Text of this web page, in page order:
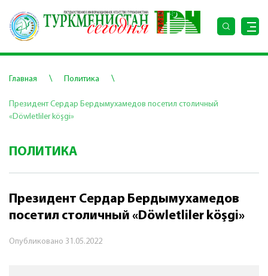
Главная \ Политика \
Президент Сердар Бердымухамедов посетил столичный
«Döwletliler köşgi»
ПОЛИТИКА
Президент Сердар Бердымухамедов
посетил столичный «Döwletliler köşgi»
Опубликовано 31.05.2022